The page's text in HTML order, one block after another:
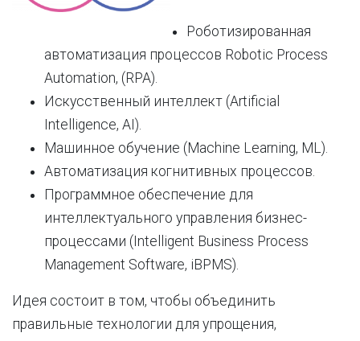
Роботизированная
автоматизация процессов Robotic Process
Automation, (RPA).
Искусственный интеллект (Artificial
Intelligence, AI).
Машинное обучение (Machine Learning, ML).
Автоматизация когнитивных процессов.
Программное обеспечение для
интеллектуального управления бизнес-
процессами (Intelligent Business Process
Management Software, iBPMS).
Идея состоит в том, чтобы объединить
правильные технологии для упрощения,